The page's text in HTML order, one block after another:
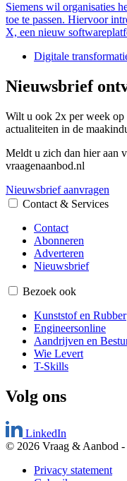
Siemens wil organisaties
toe te passen. Hiervoor
X, een nieuw
Digitale
Nieuwsbrief
Wilt u ook 2x per week op
actualiteiten in de
Meldt u zich dan hier aan
vraagenaanbod.nl
Nieuwsbrief aanvragen
Contact & Services
Contact
Abonneren
Adverteren
Nieuwsbrief
Bezoek ook
Kunststof en Rubber
Engineersonline
Aandrijven en
Wie Levert
T-Skills
Volg ons
LinkedIn
© 2026 Vraag & Aanbod -
Privacy statement